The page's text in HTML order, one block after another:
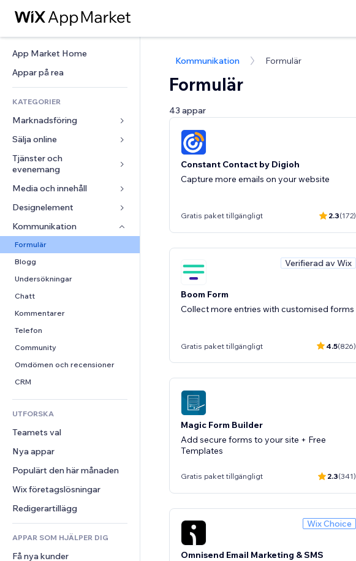
App Market Home
Appar på rea
KATEGORIER
Marknadsföring
Annonser
Mobil
Statistik
Sociala medier
SEO
Interaktioner
Listningar
E-post
Konvertering
Sälja online
Appar för butiker
Frakt och leverans
Sälj-knappar
Onlinekurser
Beställtryck
Redovisning
Kuponger och lojalitet
Lagerlösningar
Dropshipping
Priser och abonnemang
Crowdfunding
Mat och dryck
Tjänster och
evenemang
Hotell
Evenemang
Restauranger
Fastigheter
Bokningar
Media och innehåll
Galleri
Musik
Podcasts
Fotografering
Video
PDF
Fildelning
Nyheter
Innehållstjänster
Texteffekter
Designelement
Kartor och navigering
Integritet och säkerhet
Klocka
Sidmallar
Bildeffekter
Knappar och menyer
Banners och märken
Kalkylatorer
Sök
Väder
Diagram och tabeller
Formulär
Blogg
Undersökningar
Chatt
Kommentarer
Telefon
Community
Omdömen och recensioner
CRM
UTFORSKA
Teamets val
Nya appar
Populärt den här månaden
Wix företagslösningar
Redigerartillägg
APPAR SOM HJÄLPER DIG
Få nya kunder
Kommunikation Formulär
Formulär
43 appar
Constant Contact by Digioh
Capture more emails on your website
Gratis paket tillgängligt 2.3(172)
Verifierad av Wix
Boom Form
Collect more entries with customised forms
Gratis paket tillgängligt 4.5(826)
Magic Form Builder
Add secure forms to your site + Free
Templates
Gratis paket tillgängligt 2.3(341)
Wix Choice
Omnisend Email Marketing & SMS